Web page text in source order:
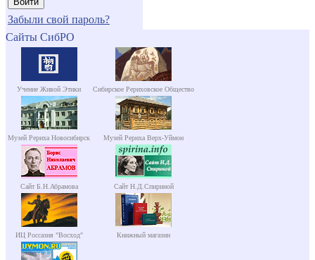
Забыли свой пароль?
Сайты СибРО
Учение Живой Этики Сибирское Рериховское Общество
Музей Рериха Новосибирск Музей Рериха Верх-Уймон
Сайт Б.Н.Абрамова Сайт Н.Д.Спириной
ИЦ Россазия "Восход" Книжный магазин